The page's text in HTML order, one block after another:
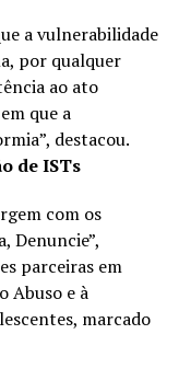
a vulnerabilidade
por qualquer
ao ato
que a
destacou.
de ISTs
com os
Denuncie”,
parceiras em
Abuso e à
marcado